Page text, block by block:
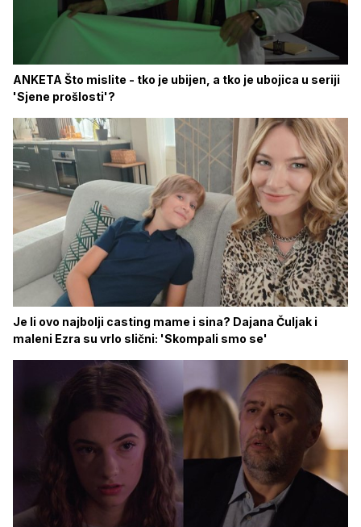
ANKETA Što mislite - tko je ubijen, a tko je ubojica u seriji
'Sjene prošlosti'?
Je li ovo najbolji casting mame i sina? Dajana Čuljak i
maleni Ezra su vrlo slični: 'Skompali smo se'